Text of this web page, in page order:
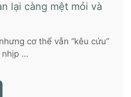
lại càng mệt mỏi và
cơ thể vẫn “kêu cứu”
nhịp …